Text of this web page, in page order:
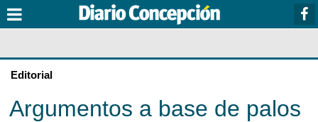
Editorial
Argumentos a base de palos